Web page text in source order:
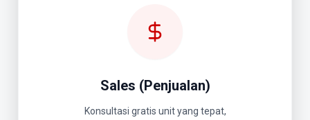
Sales (Penjualan)
Konsultasi gratis unit yang tepat,